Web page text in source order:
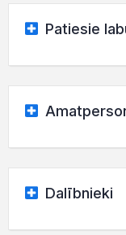
Patiesie
Dalībnieki